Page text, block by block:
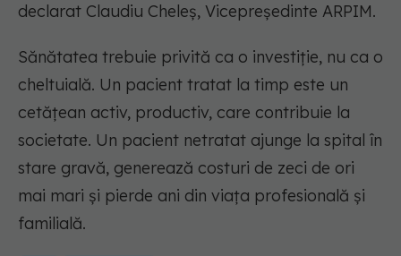
declarat Claudiu Cheleș, Vicepreședinte ARPIM.
Sănătatea trebuie privită ca o investiție, nu ca o
cheltuială. Un pacient tratat la timp este un
cetățean activ, productiv, care contribuie la
societate. Un pacient netratat ajunge la spital în
stare gravă, generează costuri de zeci de ori
mai mari și pierde ani din viața profesională și
familială.